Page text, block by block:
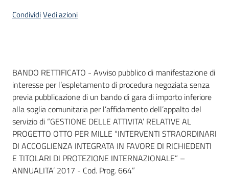
CondividiVedi azioni
Dati del bando
BANDO RETTIFICATO - Avviso pubblico di manifestazione di
interesse per l’espletamento di procedura negoziata senza
previa pubblicazione di un bando di gara di importo inferiore
alla soglia comunitaria per l’affidamento dell’appalto del
servizio di “GESTIONE DELLE ATTIVITA’ RELATIVE AL
PROGETTO OTTO PER MILLE “INTERVENTI STRAORDINARI
DI ACCOGLIENZA INTEGRATA IN FAVORE DI RICHIEDENTI
E TITOLARI DI PROTEZIONE INTERNAZIONALE” –
ANNUALITA’ 2017 - Cod. Prog. 664”